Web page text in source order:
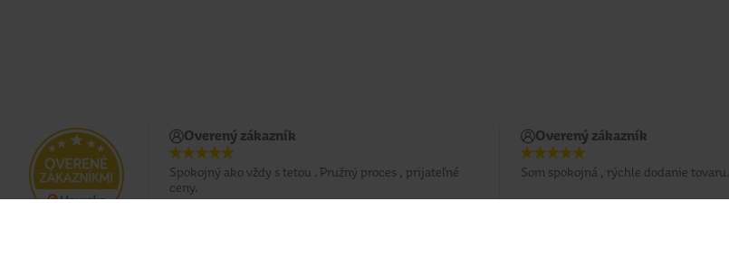
Overený zákazník
Spokojný ako vždy s tetou . Pružný proces , prijateľné
ceny.
Overený zákazník
Som spokojná , rýchle dodanie tovaru.